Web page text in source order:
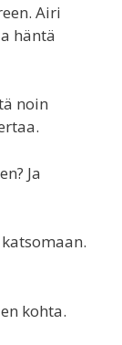
Airi
häntä
noin
Ja
kohta.